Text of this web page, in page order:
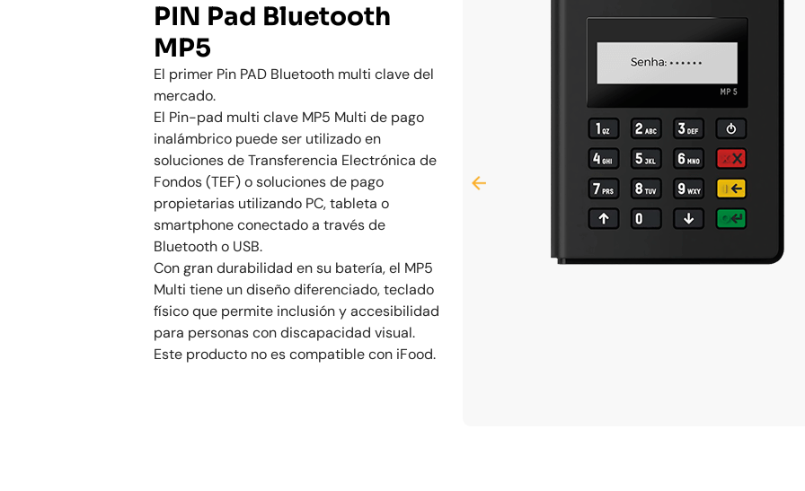
PIN Pad Bluetooth
MP5
El primer Pin PAD Bluetooth multi clave del
mercado.
El Pin-pad multi clave MP5 Multi de pago
inalámbrico puede ser utilizado en
soluciones de Transferencia Electrónica de
Fondos (TEF) o soluciones de pago
propietarias utilizando PC, tableta o
smartphone conectado a través de
Bluetooth o USB.
Con gran durabilidad en su batería, el MP5
Multi tiene un diseño diferenciado, teclado
físico que permite inclusión y accesibilidad
para personas con discapacidad visual.
Este producto no es compatible con iFood.